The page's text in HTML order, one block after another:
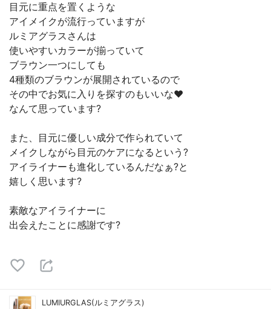
目元に重点を置くような
アイメイクが流行っていますが
ルミアグラスさんは
使いやすいカラーが揃っていて
ブラウン一つにしても
4種類のブラウンが展開されているので
その中でお気に入りを探すのもいいな❤️
なんて思っています?
また、目元に優しい成分で作られていて
メイクしながら目元のケアになるという?
アイライナーも進化しているんだなぁ?と
嬉しく思います?
素敵なアイライナーに
出会えたことに感謝です?
LUMIURGLAS(ルミアグラス)